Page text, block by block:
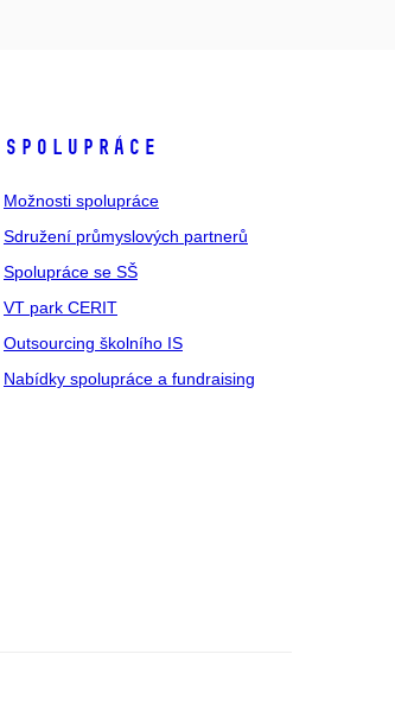
SPOLUPRÁCE
Možnosti spolupráce
Sdružení průmyslových partnerů
Spolupráce se SŠ
VT park CERIT
Outsourcing školního IS
Nabídky spolupráce a fundraising